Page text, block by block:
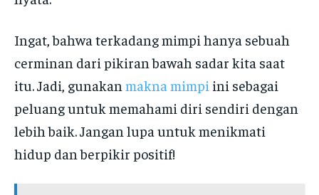
Ingat, bahwa terkadang mimpi hanya sebuah
cerminan dari pikiran bawah sadar kita saat
itu. Jadi, gunakan makna mimpi ini sebagai
peluang untuk memahami diri sendiri dengan
lebih baik. Jangan lupa untuk menikmati
hidup dan berpikir positif!